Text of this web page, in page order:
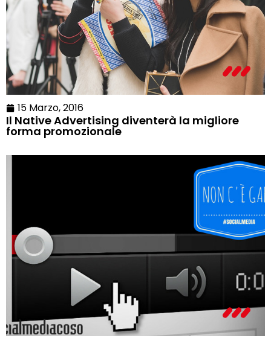
15 Marzo, 2016
Il Native Advertising diventerà la migliore
forma promozionale